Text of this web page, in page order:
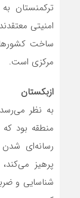
ترکمنستان
امنیتی
ساخت
مرکزی است.
ازبکستان
به نظر
منطقه بود که
رسانه‌ای